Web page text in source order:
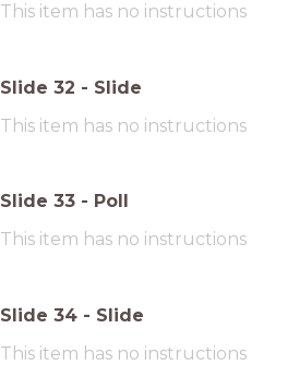
This item has no instructions
Slide 32 - Slide
This item has no instructions
Slide 33 - Poll
This item has no instructions
Slide 34 - Slide
This item has no instructions